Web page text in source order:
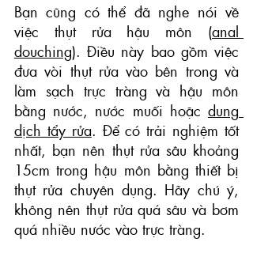
Bạn cũng có thể đã nghe nói về
việc thụt rửa hậu môn (anal
douching). Điều này bao gồm việc
đưa vòi thụt rửa vào bên trong và
làm sạch trực tràng và hậu môn
bằng nước, nước muối hoặc dung
dịch tẩy rửa. Để có trải nghiệm tốt
nhất, bạn nên thụt rửa sâu khoảng
15cm trong hậu môn bằng thiết bị
thụt rửa chuyên dụng. Hãy chú ý,
không nên thụt rửa quá sâu và bơm
quá nhiều nước vào trực tràng.